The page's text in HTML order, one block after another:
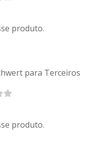
produto.
para Terceiros
produto.